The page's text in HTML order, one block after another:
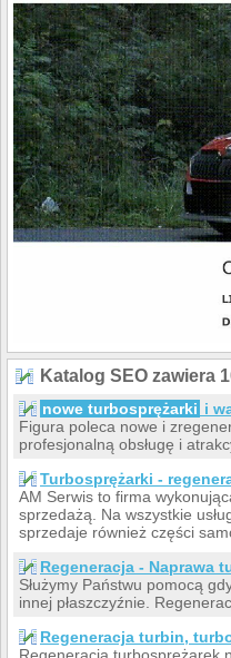
Katalog SEO zawiera
nowe turbosprężarki i
Figura poleca nowe i
profesjonalną obsługę i
Turbosprężarki -
AM Serwis to firma
sprzedażą. Na wszystkie
sprzedaje również części
Regeneracja - Naprawa
Służymy Państwu pomocą
innej płaszczyźnie.
Regeneracja turbin,